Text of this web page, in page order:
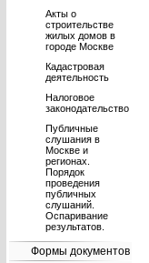
Акты о
строительстве
жилых домов в
городе Москве
Кадастровая
деятельность
Налоговое
законодательство
Публичные
слушания в
Москве и
регионах.
Порядок
проведения
публичных
слушаний.
Оспаривание
результатов.
Формы документов